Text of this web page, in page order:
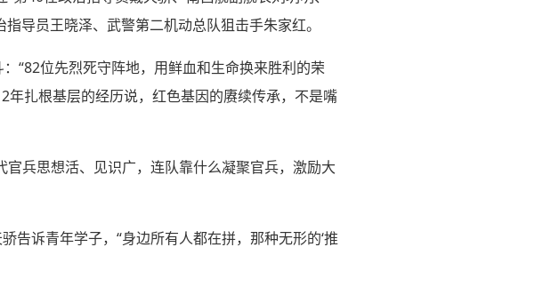
导员王晓泽、武警第二机动总队狙击手朱家红。
“82位先烈死守阵地，用鲜血和生命换来胜利的荣
扎根基层的经历说，红色基因的赓续传承，不是嘴
兵思想活、见识广，连队靠什么凝聚官兵，激励大
告诉青年学子，“身边所有人都在拼，那种无形的‘推